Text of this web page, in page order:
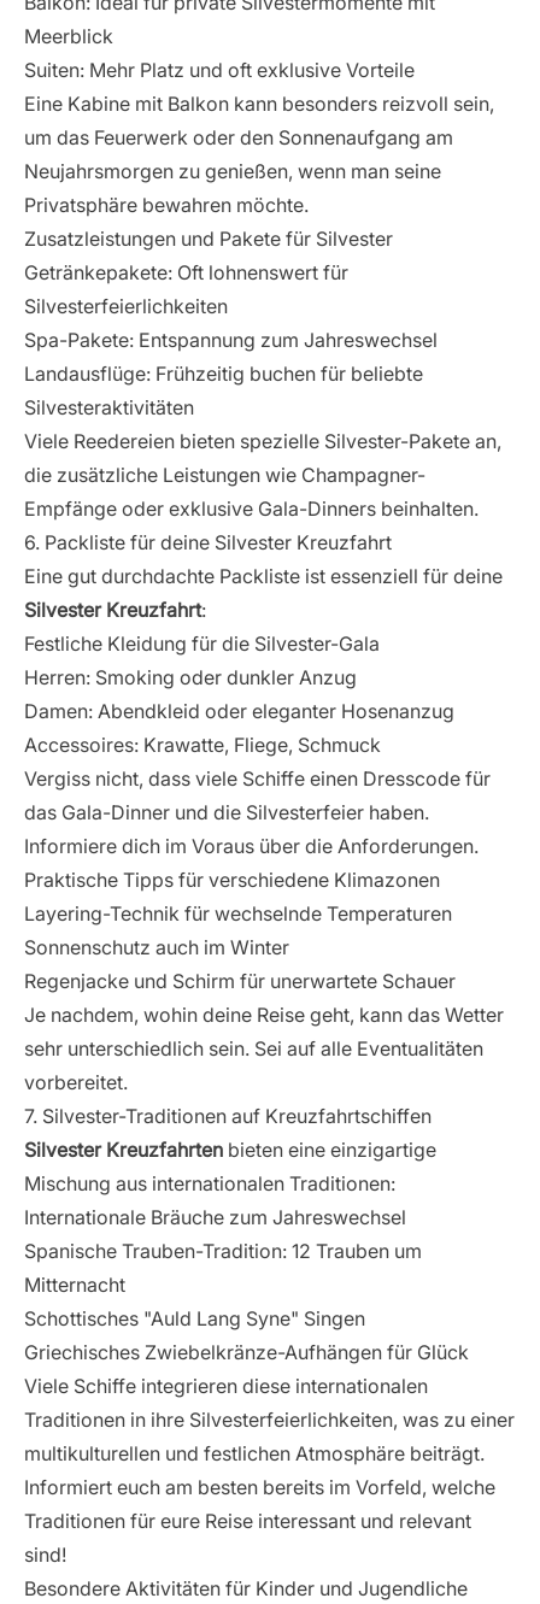
Meerblick
Suiten: Mehr Platz und oft exklusive Vorteile
Eine Kabine mit Balkon kann besonders reizvoll sein,
um das Feuerwerk oder den Sonnenaufgang am
Neujahrsmorgen zu genießen, wenn man seine
Privatsphäre bewahren möchte.
Zusatzleistungen und Pakete für Silvester
Getränkepakete: Oft lohnenswert für
Silvesterfeierlichkeiten
Spa-Pakete: Entspannung zum Jahreswechsel
Landausflüge: Frühzeitig buchen für beliebte
Silvesteraktivitäten
Viele Reedereien bieten spezielle Silvester-Pakete an,
die zusätzliche Leistungen wie Champagner-
Empfänge oder exklusive Gala-Dinners beinhalten.
6. Packliste für deine Silvester Kreuzfahrt
Eine gut durchdachte Packliste ist essenziell für deine
Silvester Kreuzfahrt:
Festliche Kleidung für die Silvester-Gala
Herren: Smoking oder dunkler Anzug
Damen: Abendkleid oder eleganter Hosenanzug
Accessoires: Krawatte, Fliege, Schmuck
Vergiss nicht, dass viele Schiffe einen Dresscode für
das Gala-Dinner und die Silvesterfeier haben.
Informiere dich im Voraus über die Anforderungen.
Praktische Tipps für verschiedene Klimazonen
Layering-Technik für wechselnde Temperaturen
Sonnenschutz auch im Winter
Regenjacke und Schirm für unerwartete Schauer
Je nachdem, wohin deine Reise geht, kann das Wetter
sehr unterschiedlich sein. Sei auf alle Eventualitäten
vorbereitet.
7. Silvester-Traditionen auf Kreuzfahrtschiffen
Silvester Kreuzfahrten bieten eine einzigartige
Mischung aus internationalen Traditionen:
Internationale Bräuche zum Jahreswechsel
Spanische Trauben-Tradition: 12 Trauben um
Mitternacht
Schottisches "Auld Lang Syne" Singen
Griechisches Zwiebelkränze-Aufhängen für Glück
Viele Schiffe integrieren diese internationalen
Traditionen in ihre Silvesterfeierlichkeiten, was zu einer
multikulturellen und festlichen Atmosphäre beiträgt.
Informiert euch am besten bereits im Vorfeld, welche
Traditionen für eure Reise interessant und relevant
sind!
Besondere Aktivitäten für Kinder und Jugendliche